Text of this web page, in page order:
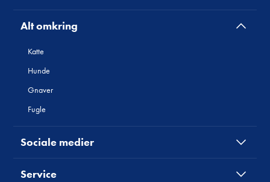
Alt omkring
Katte
Hunde
Gnaver
Fugle
Sociale medier
Service